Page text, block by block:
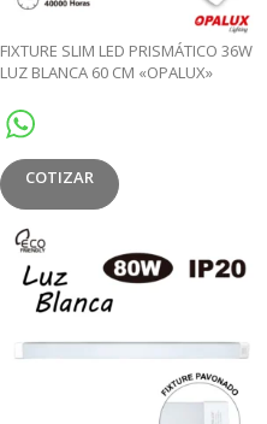
FIXTURE SLIM LED PRISMÁTICO 36W
LUZ BLANCA 60 CM «OPALUX»
COTIZAR